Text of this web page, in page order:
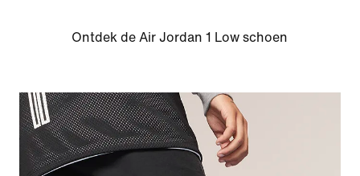
Ontdek de Air Jordan 1 Low schoen